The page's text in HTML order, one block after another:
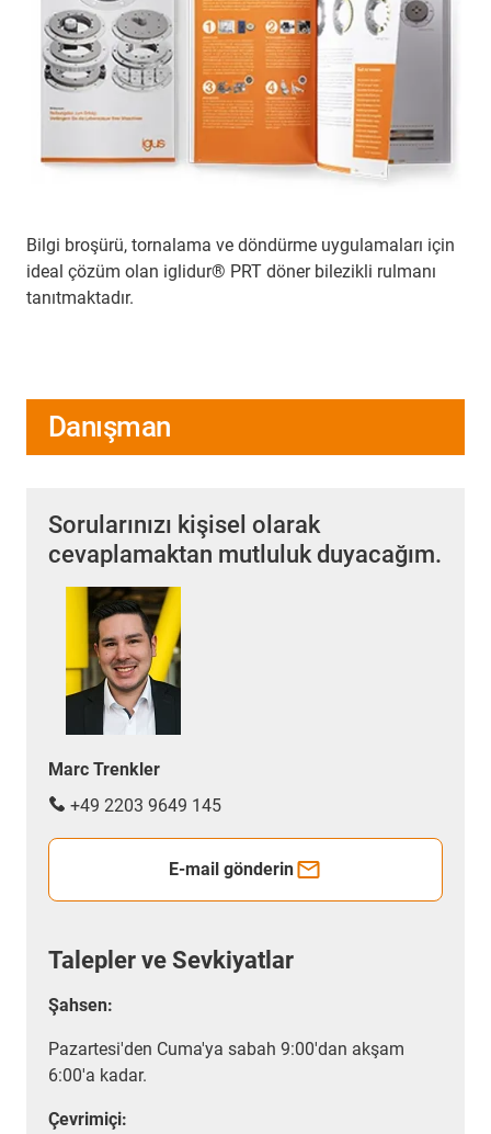
Bilgi broşürü, tornalama ve döndürme uygulamaları için
ideal çözüm olan iglidur® PRT döner bilezikli rulmanı
tanıtmaktadır.
Danışman
Sorularınızı kişisel olarak
cevaplamaktan mutluluk duyacağım.
Marc Trenkler
+49 2203 9649 145
E-mail gönderin
Talepler ve Sevkiyatlar
Şahsen:
Pazartesi'den Cuma'ya sabah 9:00'dan akşam
6:00'a kadar.
Çevrimiçi: